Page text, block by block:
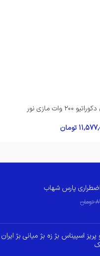
مازی نور
تومان
پارس شهاب
تومان
پریز اسپیناس بژ زه بژ میانی بژ ایران